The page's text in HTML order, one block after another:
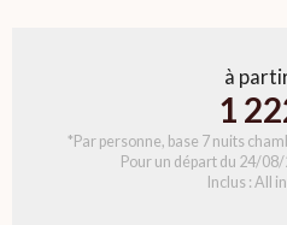
à
1
*Par personne, base 7 nuits
Pour un départ du 24/
Inclus : All